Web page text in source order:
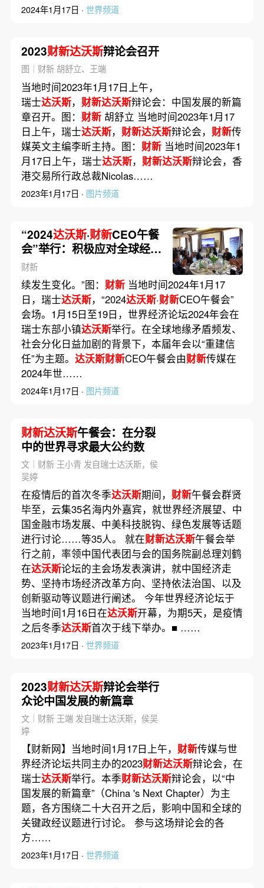
2024年1月17日 · 世界频道
2023财新达沃斯辩论会召开
图｜财新 胡舒立、王端
当地时间2023年1月17日上午，
瑞士达沃斯， 财新达沃斯辩论会：中国发展的新篇
章召开。图： 财新胡舒立 当地时间2023年1月17
日上午，瑞士达沃斯， 财新达沃斯辩论会， 财新传
媒英文主编李昕主持。图： 财新当地时间2023年1
月17日上午，瑞士达沃斯， 财新达沃斯辩论会，香
港交易所行政总裁Nicolas……
2023年1月17日 · 图片频道
“2024达沃斯·财新CEO午餐
会”举行：积极应对全球经济
不确定性
财新
续发生变化。”图： 财新当地时间2024年1月17
日，瑞士达沃斯，“2024达沃斯·财新CEO午餐会”
会场。1月15日至19日，世界经济论坛2024年会在
瑞士东部小镇达沃斯举行。在全球地缘矛盾频发、
社会分化日益加剧的背景下，本届年会以“重建信
任”为主题。 达沃斯财新CEO午餐会由财新传媒在
2024年世……
2024年1月17日 · 图片频道
财新达沃斯午餐会：在分裂
中的世界寻求最大公约数
文｜财新 王小青 发自瑞士达沃斯，侯
吴婷
在疫情后的首次冬季达沃斯期间， 财新午餐会群贤
毕至，云集35名海内外嘉宾，就世界经济展望、中
国金融市场发展、中美科技脱钩、绿色发展等话题
进行讨论……等35人。 就在财新达沃斯午餐会举
行之前，率领中国代表团与会的国务院副总理刘鹤
在达沃斯论坛的主会场发表演讲，就中国经济走
势、坚持市场经济改革方向、坚持依法治国、以及
创新驱动等议题进行阐述。 今年世界经济论坛于
当地时间1月16日在达沃斯开幕，为期5天，是疫情
之后冬季达沃斯首次于线下举办。■ ……
2023年1月17日 · 世界频道
2023财新达沃斯辩论会举行
众论中国发展的新篇章
文｜财新 王端 发自瑞士达沃斯，侯吴
婷
【财新网】当地时间1月17日上午， 财新传媒与世
界经济论坛共同主办的2023财新达沃斯辩论会，在
瑞士达沃斯举行。本季财新达沃斯辩论会，以“中
国发展的新篇章”（China 's Next Chapter）为主
题，各方围绕二十大召开之后，影响中国和全球的
关键政经议题进行讨论。 参与这场辩论会的各
方……
2023年1月17日 · 世界频道